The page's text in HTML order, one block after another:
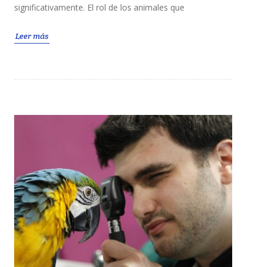
significativamente. El rol de los animales que
Leer más